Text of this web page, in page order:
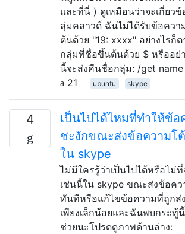
และที่นี่ ) ดูเหมือนว่าจะเกี่ยว
ลุ่มคลาวด์ ฉันไม่ได้รับข้อคว
ต้นด้วย "19: xxxx" อย่างไรก็
กลุ่มที่ชื่อขึ้นต้นด้วย $ หรืออย่
นี้จะส่งคืนชื่อกลุ่ม: /get name
21
ubuntu skype
4
เป็นไปได้ไหมที่ทำให้ข้อ
ชะงักขณะส่งข้อความโ
ใน skype
ไม่มีใครรู้ว่าเป็นไปได้หรือไม่
เช่นนี้ใน skype ขณะส่งข้อค
ทันทีหรือแก้ไขข้อความที่ถูกส่
เพียงเล็กน้อยและฉันพบกระทู้
ช่วยนะโปรดดูภาพด้านล่าง: